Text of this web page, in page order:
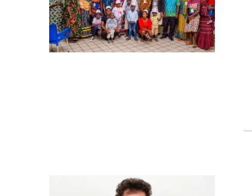
l’espoir d’une vie meilleure.